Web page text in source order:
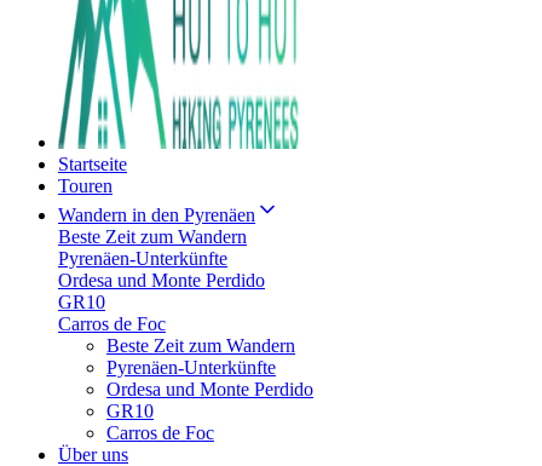
Startseite
Touren
Wandern in den Pyrenäen
Beste Zeit zum Wandern
Pyrenäen-Unterkünfte
Ordesa und Monte Perdido
GR10
Carros de Foc
Beste Zeit zum Wandern
Pyrenäen-Unterkünfte
Ordesa und Monte Perdido
GR10
Carros de Foc
Über uns